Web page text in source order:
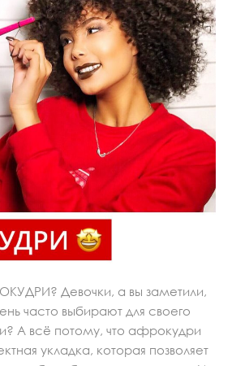
Девочки, а вы заметили,
часто выбирают для своего
А всё потому, что афрокудри
укладка, которая позволяет